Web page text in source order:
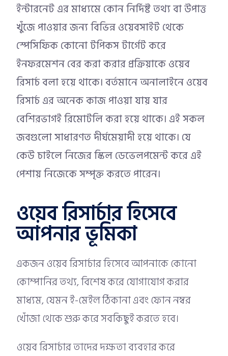
ইন্টারনেট এর মাধ্যমে কোন নির্দিষ্ট তথ্য বা উপাত্ত
খুঁজে পাওয়ার জন্য বিভিন্ন ওয়েবসাইট থেকে
স্পেসিফিক কোনো টপিকস টার্গেট করে
ইনফরমেশন বের করা করার প্রক্রিয়াকে ওয়েব
রিসার্চ বলা হয়ে থাকে। বর্তমানে অনালাইনে ওয়েব
রিসার্চ এর অনেক কাজ পাওয়া যায় যার
বেশিরভাগই রিমোটলি করা হয়ে থাকে। এই সকল
জবগুলো সাধারণত দীর্ঘমেয়াদী হয়ে থাকে। যে
কেউ চাইলে নিজের স্কিল ডেভেলপমেন্ট করে এই
পেশায় নিজেকে সম্পৃক্ত করতে পারেন।
ওয়েব রিসার্চার হিসেবে
আপনার ভূমিকা
একজন ওয়েব রিসার্চার হিসেবে আপনাকে কোনো
কোম্পানির তথ্য, বিশেষ করে যোগাযোগ করার
মাধ্যম, যেমন ই-মেইল ঠিকানা এবং ফোন নম্বর
খোঁজা থেকে শুরু করে সবকিছুই করতে হবে।
ওয়েব রিসার্চার তাদের দক্ষতা ব্যবহার করে